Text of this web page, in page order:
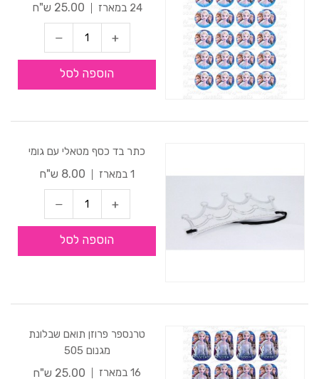
24 במארז 25.00 ש"ח
הוספה לסל
כתר בד כסף מטאלי עם גומי
1 במארז
8.00 ש"ח
הוספה לסל
טרנספר פרוזן תואם שבלונת
מגנום 505
16 במארז
25.00 ש"ח